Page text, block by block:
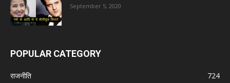
September 5, 2020
POPULAR CATEGORY
राजनीति
724